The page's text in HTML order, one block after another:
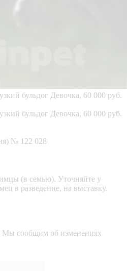
№ 122 028
(в семью). Уточняйте у
в разведение, на выставку.
Мы сообщим об изменениях